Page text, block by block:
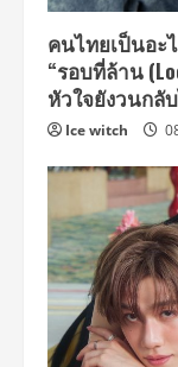
คนไทยเป็นอะไ
“รอบที่ล้าน
หัวใจยังวนกลั
Ice witch